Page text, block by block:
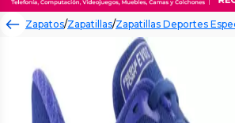
Zapatos/Zapatillas/Zapatillas Deportes